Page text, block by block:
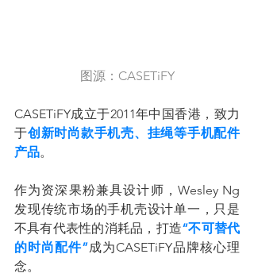
图源：CASETiFY
CASETiFY成立于2011年中国香港，致力
于创新时尚款手机壳、挂绳等手机配件
产品。
作为资深果粉兼具设计师，Wesley Ng
发现传统市场的手机壳设计单一，只是
不具有代表性的消耗品，打造“不可替代
的时尚配件”成为CASETiFY品牌核心理
念。